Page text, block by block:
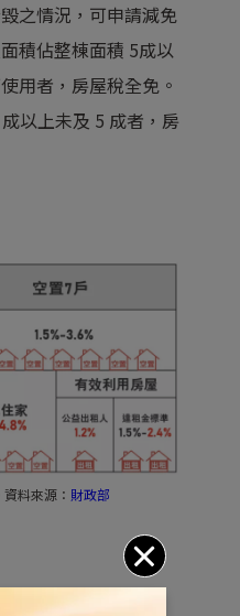
之情況，可申請減免
積佔整棟面積 5成以
用者，房屋稅全免。
以上未及 5 成者，房
料來源： 財政部